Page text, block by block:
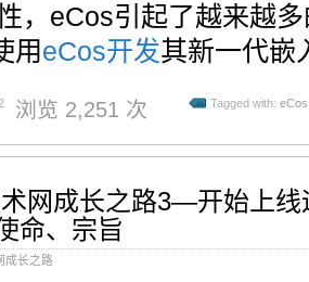
，eCos引起了越来越
用eCos开发其新一代嵌
浏览 2,251 次 Tagged with: eCos
网成长之路3—开始上
命、宗旨
成长之路